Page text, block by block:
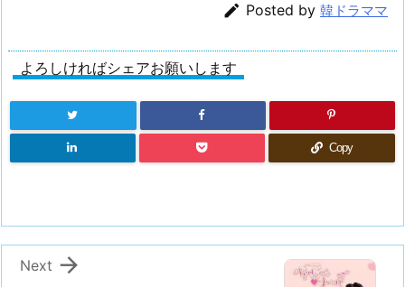
 Posted by 韓ドラママ
よろしければシェアお願いします
Copy

Next